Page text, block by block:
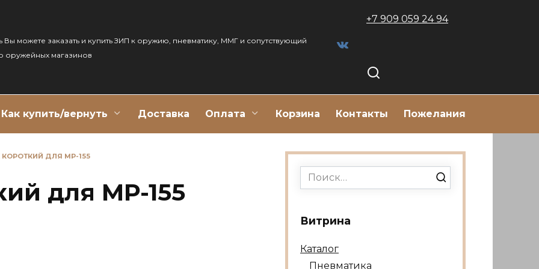
Вы можете заказать и купить ЗИП к оружию, пневматику, ММГ и сопутствующий
оружейных магазинов
+7 909 059 24 94
Как купить/вернуть Доставка Оплата Корзина Контакты Пожелания
ДЛЯ МР-155
для МР-155
Search
for:
Витрина
Каталог
Пневматика